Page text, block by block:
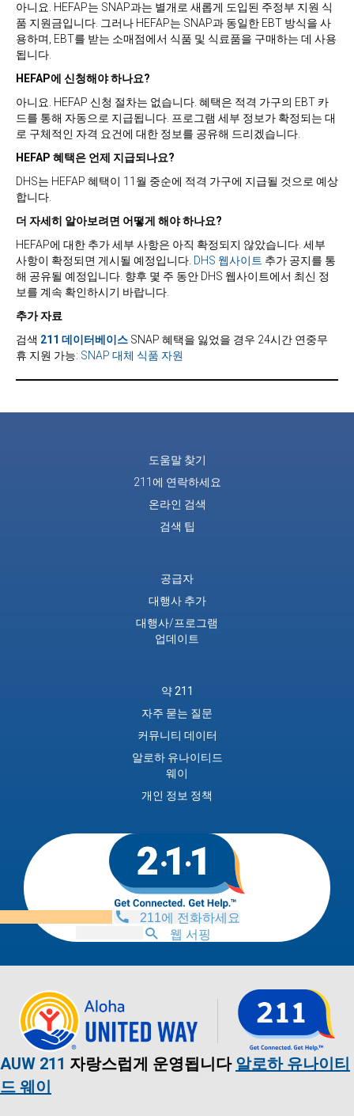
아니요. HEFAP는 SNAP과는 별개로 새롭게 도입된 주정부 지원 식
품 지원금입니다. 그러나 HEFAP는 SNAP과 동일한 EBT 방식을 사
용하며, EBT를 받는 소매점에서 식품 및 식료품을 구매하는 데 사용
됩니다.
HEFAP에 신청해야 하나요?
아니요. HEFAP 신청 절차는 없습니다. 혜택은 적격 가구의 EBT 카
드를 통해 자동으로 지급됩니다. 프로그램 세부 정보가 확정되는 대
로 구체적인 자격 요건에 대한 정보를 공유해 드리겠습니다.
HEFAP 혜택은 언제 지급되나요?
DHS는 HEFAP 혜택이 11월 중순에 적격 가구에 지급될 것으로 예상
합니다.
더 자세히 알아보려면 어떻게 해야 하나요?
HEFAP에 대한 추가 세부 사항은 아직 확정되지 않았습니다. 세부
사항이 확정되면 게시될 예정입니다. DHS 웹사이트 추가 공지를 통
해 공유될 예정입니다. 향후 몇 주 동안 DHS 웹사이트에서 최신 정
보를 계속 확인하시기 바랍니다.
추가 자료
검색 211 데이터베이스 SNAP 혜택을 잃었을 경우 24시간 연중무
휴 지원 가능: SNAP 대체 식품 자원
도움말 찾기
211에 연락하세요
온라인 검색
검색 팁
공급자
대행사 추가
대행사/프로그램
업데이트
약 211
자주 묻는 질문
커뮤니티 데이터
알로하 유나이티드
웨이
개인 정보 정책
211에 전화하세요
웹 서핑
AUW 211 자랑스럽게 운영됩니다 알로하 유나이티
드 웨이